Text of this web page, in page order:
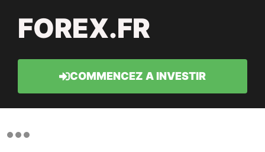
FOREX.FR
COMMENCEZ A INVESTIR